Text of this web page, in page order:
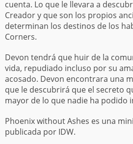
cuenta. Lo que le llevara a
Creador y que son los propios
determinan los destinos de los
Corners.
Devon tendrá que huir de la
vida, repudiado incluso por su
acosado. Devon encontrara una
que le descubrirá que el secreto
mayor de lo que nadie ha podido
Phoenix without Ashes es una
publicada por IDW.